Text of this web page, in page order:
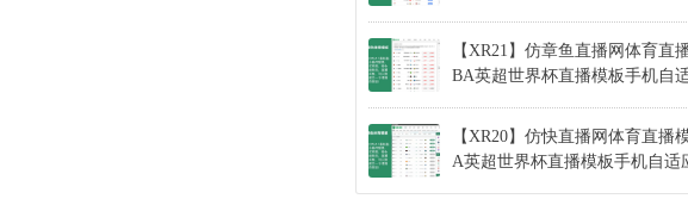
【XR21】仿章鱼直播网体育直
BA英超世界杯直播模板手机自
【XR20】仿快直播网体育直播
A英超世界杯直播模板手机自适